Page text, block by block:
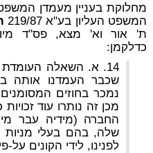
מחלוקת בעניין מעמדן
המשפט העליון בע"א 219/87
ת' אור וא' מצא, פס"ד מיום 06/09/1989,
כדלקמן:
14. א. השאלה העומדת במרכז
מכן זה נותרו עוד
החברה (מידיה עבר
שלה, בהם בעלי מניות
לפנינו, לידי הקונים על-